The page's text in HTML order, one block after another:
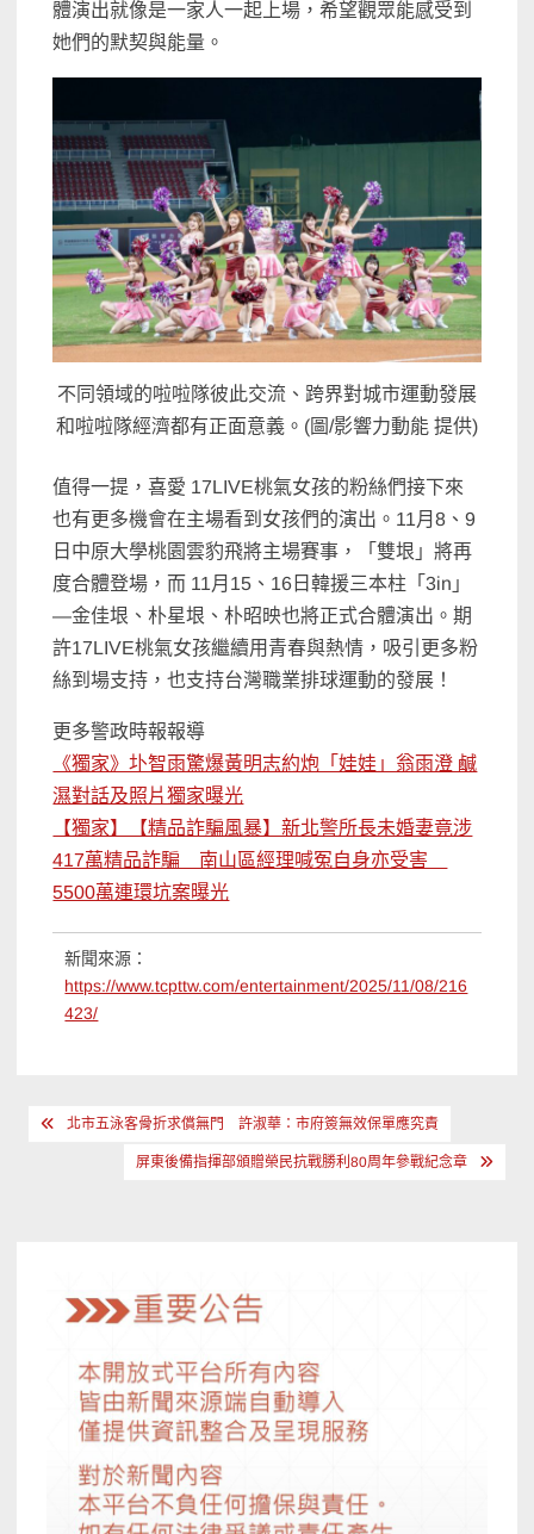
體演出就像是一家人一起上場，希望觀眾能感受到
她們的默契與能量。
不同領域的啦啦隊彼此交流、跨界對城市運動發展
和啦啦隊經濟都有正面意義。(圖/影響力動能 提供)
值得一提，喜愛 17LIVE桃氣女孩的粉絲們接下來
也有更多機會在主場看到女孩們的演出。11月8、9
日中原大學桃園雲豹飛將主場賽事，「雙垠」將再
度合體登場，而 11月15、16日韓援三本柱「3in」
—金佳垠、朴星垠、朴昭映也將正式合體演出。期
許17LIVE桃氣女孩繼續用青春與熱情，吸引更多粉
絲到場支持，也支持台灣職業排球運動的發展！
更多警政時報報導
《獨家》圤智雨驚爆黃明志約炮「娃娃」翁雨澄 鹹
濕對話及照片獨家曝光
【獨家】【精品詐騙風暴】新北警所長未婚妻竟涉
417萬精品詐騙 南山區經理喊冤自身亦受害
5500萬連環坑案曝光
新聞來源：
https://www.tcpttw.com/entertainment/2025/11/08/216
423/
文 北市五泳客骨折求償無門 許淑華：市府簽無效保單應究責
屏東後備指揮部頒贈榮民抗戰勝利80周年參戰紀念章